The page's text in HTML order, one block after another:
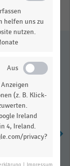
helfen uns zu
nutzen.
Anzeigen
(z. B. Klick-
Ireland
4, Ireland.
privacy?